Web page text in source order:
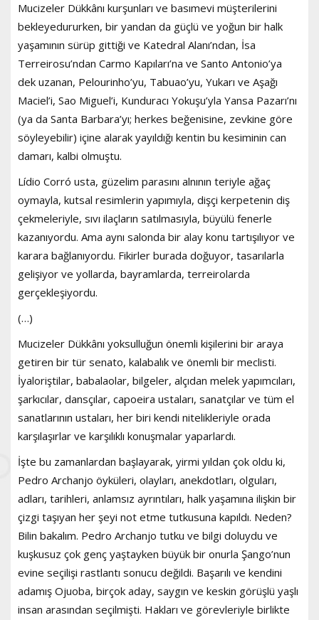
Mucizeler Dükkânı kurşunları ve basımevi müşterilerini
bekleyedururken, bir yandan da güçlü ve yoğun bir halk
yaşamının sürüp gittiği ve Katedral Alanı’ndan, İsa
Terreirosu’ndan Carmo Kapıları’na ve Santo Antonio’ya
dek uzanan, Pelourinho’yu, Tabuao’yu, Yukarı ve Aşağı
Maciel’i, Sao Miguel’i, Kunduracı Yokuşu’yla Yansa Pazarı’nı
(ya da Santa Barbara’yı; herkes beğenisine, zevkine göre
söyleyebilir) içine alarak yayıldığı kentin bu kesiminin can
damarı, kalbi olmuştu.
Lídio Corró usta, güzelim parasını alnının teriyle ağaç
oymayla, kutsal resimlerin yapımıyla, dişçi kerpetenin diş
çekmeleriyle, sıvı ilaçların satılmasıyla, büyülü fenerle
kazanıyordu. Ama aynı salonda bir alay konu tartışılıyor ve
karara bağlanıyordu. Fikirler burada doğuyor, tasarılarla
gelişiyor ve yollarda, bayramlarda, terreirolarda
gerçekleşiyordu.
(…)
Mucizeler Dükkânı yoksulluğun önemli kişilerini bir araya
getiren bir tür senato, kalabalık ve önemli bir meclisti.
İyaloriştilar, babalaolar, bilgeler, alçıdan melek yapımcıları,
şarkıcılar, dansçılar, capoeira ustaları, sanatçılar ve tüm el
sanatlarının ustaları, her biri kendi nitelikleriyle orada
karşılaşırlar ve karşılıklı konuşmalar yaparlardı.
İşte bu zamanlardan başlayarak, yirmi yıldan çok oldu ki,
Pedro Archanjo öyküleri, olayları, anekdotları, olguları,
adları, tarihleri, anlamsız ayrıntıları, halk yaşamına ilişkin bir
çizgi taşıyan her şeyi not etme tutkusuna kapıldı. Neden?
Bilin bakalım. Pedro Archanjo tutku ve bilgi doluydu ve
kuşkusuz çok genç yaştayken büyük bir onurla Şango’nun
evine seçilişi rastlantı sonucu değildi. Başarılı ve kendini
adamış Ojuoba, birçok aday, saygın ve keskin görüşlü yaşlı
insan arasından seçilmişti. Hakları ve görevleriyle birlikte